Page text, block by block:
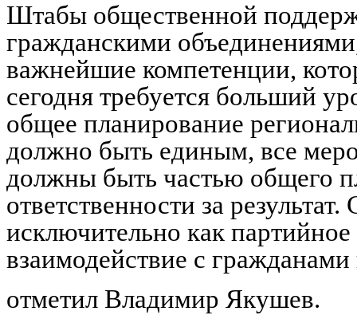
Штабы общественной
гражданскими
важнейшие компетенции,
сегодня требуется больший
общее планирование
должно быть единым, все
должны быть частью общего
ответственности за
исключительно как
взаимодействие с
отметил Владимир Якушев.